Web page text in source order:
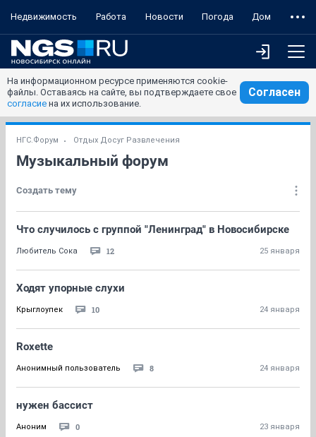
Недвижимость Работа Новости Погода Дом
На информационном ресурсе применяются cookie-
файлы. Оставаясь на сайте, вы подтверждаете свое
согласие на их использование.
Согласен
НГС.Форум Отдых Досуг Развлечения
Музыкальный форум
Создать тему
Что случилось с группой "Ленинград" в Новосибирске
Любитель Сока 12 25 января
Ходят упорные слухи
Крыглоупек 10 24 января
Roxette
Анонимный пользователь 8 24 января
нужен бассист
Аноним 0 23 января